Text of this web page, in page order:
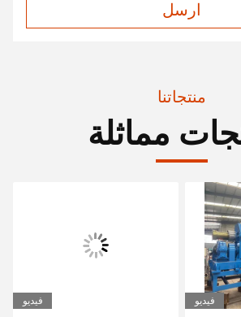
ارسل
منتجاتنا
مماثلة
فيديو فيديو